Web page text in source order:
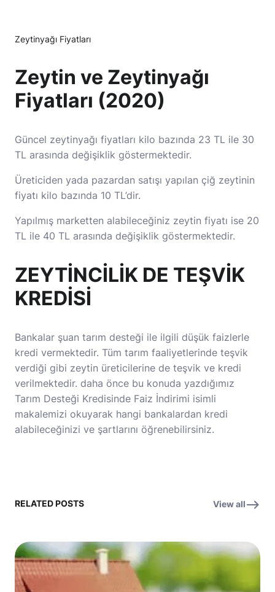
Zeytinyağı Fiyatları
Zeytin ve Zeytinyağı
Fiyatları (2020)
Güncel zeytinyağı fiyatları kilo bazında 23 TL ile 30
TL arasında değişiklik göstermektedir.
Üreticiden yada pazardan satışı yapılan çiğ zeytinin
fiyatı kilo bazında 10 TL’dir.
Yapılmış marketten alabileceğiniz zeytin fiyatı ise 20
TL ile 40 TL arasında değişiklik göstermektedir.
ZEYTİNCİLİK DE TEŞVİK
KREDİSİ
Bankalar şuan tarım desteği ile ilgili düşük faizlerle
kredi vermektedir. Tüm tarım faaliyetlerinde teşvik
verdiği gibi zeytin üreticilerine de teşvik ve kredi
verilmektedir. daha önce bu konuda yazdığımız
Tarım Desteği Kredisinde Faiz İndirimi isimli
makalemizi okuyarak hangi bankalardan kredi
alabileceğinizi ve şartlarını öğrenebilirsiniz.
RELATED POSTS View all